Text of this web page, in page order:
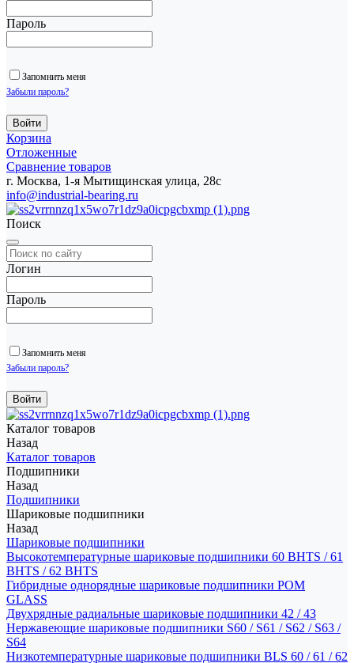
Пароль
Запомнить меня
Забыли пароль?
Корзина
Отложенные
Сравнение товаров
г. Москва, 1-я Мытищинская улица, 28с
info@industrial-bearing.ru
Поиск
Логин
Пароль
Запомнить меня
Забыли пароль?
Каталог товаров
Назад
Каталог товаров
Подшипники
Назад
Подшипники
Шариковые подшипники
Назад
Шариковые подшипники
Высокотемпературные шариковые подшипники 60 BHTS / 61
BHTS / 62 BHTS
Гибридные однорядные шариковые подшипники POM
GLASS
Двухрядные радиальные шариковые подшипники 42 / 43
Нержавеющие шариковые подшипники S60 / S61 / S62 / S63 /
S64
Низкотемпературные шариковые подшипники BLS 60 / 61 / 62